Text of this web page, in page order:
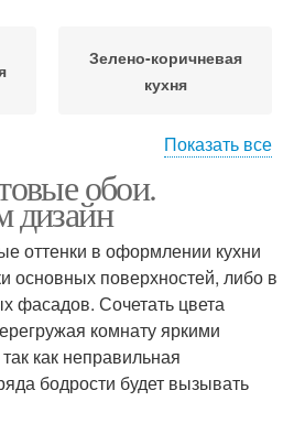
Зелено-коричневая
кухня
Кухня в зелено-
бежевых тонах
Кухня с зелеными
обоями
Показать все
обои.
дизайн
оттенки в оформлении кухни
основных поверхностей, либо в
фасадов. Сочетать цвета
комнату яркими
как неправильная
бодрости будет вызывать